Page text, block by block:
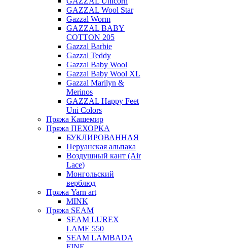
GAZZAL Wool Star
Gazzal Worm
GAZZAL BABY
COTTON 205
Gazzal Barbie
Gazzal Teddy
Gazzal Baby Wool
Gazzal Baby Wool XL
Gazzal Marilyn &
Merinos
GAZZAL Happy Feet
Uni Colors
Пряжа Кашемир
Пряжа ПЕХОРКА
БУКЛИРОВАННАЯ
Перуанская альпака
Воздушный кант (Air
Lace)
Монгольский
верблюд
Пряжа Yarn art
MINK
Пряжа SEAM
SEAM LUREX
LAME 550
SEAM LAMBADA